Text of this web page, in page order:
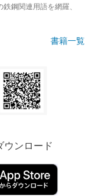
鋼関連用語を網羅、
書籍一覧
ウンロード